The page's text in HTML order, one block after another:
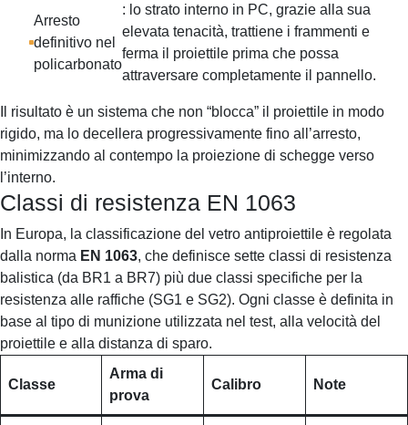
Arresto
definitivo nel
policarbonato
: lo strato interno in PC, grazie alla sua
elevata tenacità, trattiene i frammenti e
ferma il proiettile prima che possa
attraversare completamente il pannello.
Il risultato è un sistema che non “blocca” il proiettile in modo
rigido, ma lo decellera progressivamente fino all’arresto,
minimizzando al contempo la proiezione di schegge verso
l’interno.
Classi di resistenza EN 1063
In Europa, la classificazione del vetro antiproiettile è regolata
dalla norma EN 1063, che definisce sette classi di resistenza
balistica (da BR1 a BR7) più due classi specifiche per la
resistenza alle raffiche (SG1 e SG2). Ogni classe è definita in
base al tipo di munizione utilizzata nel test, alla velocità del
proiettile e alla distanza di sparo.
Classe
Arma di
prova
Calibro Note